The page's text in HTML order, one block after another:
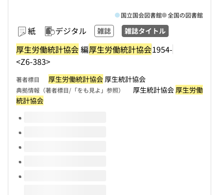
紙 デジタル 雑誌 雑誌タイトル
厚生労働統計協会編厚生労働統計協会1954-
<Z6-383>
国立国会図書館 全国の図書館
著者標目 厚生労働統計協会厚生統計協会
典拠情報（著者標目/「をも見よ」参照） 厚生統計協会厚生労働
統計協会
このタイトルの巻号